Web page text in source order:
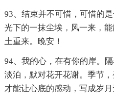
93、结束并不可惜，可惜的
光下的一抹尘埃，风一来，
土重来。晚安！
94、我的心，在有你的岸。
淡泊，默对花开花谢。季节
才能让心底的感动，写成岁月